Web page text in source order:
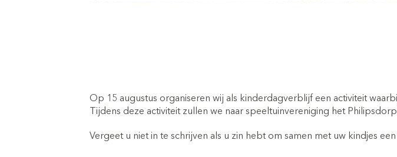
Op 15 augustus organiseren wij als kinderdagverblijf een activiteit
Tijdens deze activiteit zullen we naar speeltuinvereniging het
Vergeet u niet in te schrijven als u zin hebt om samen met uw kindjes
Inschrijven kinderopvang
(0-4 jaar)
Inschrijven
(2-4